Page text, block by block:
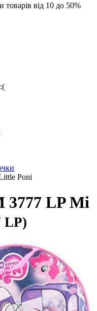
товарів від 10 до 50%
Poni
3777 LP Mi
LP)